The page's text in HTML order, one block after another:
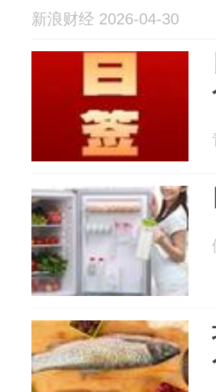
新浪财经 2026-04-30